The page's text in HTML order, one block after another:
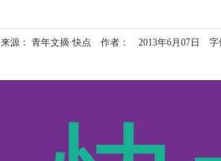
来源： 青年文摘·快点 作者： 2013年6月07日 字